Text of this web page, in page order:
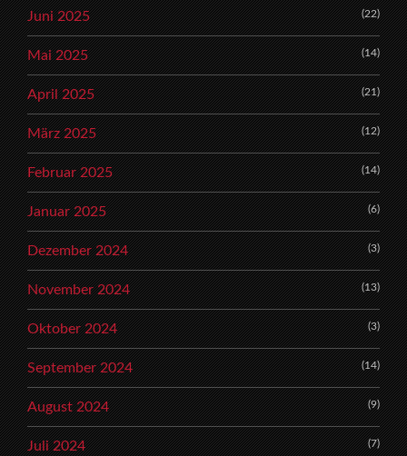
Juni 2025 (22)
Mai 2025 (14)
April 2025 (21)
März 2025 (12)
Februar 2025 (14)
Januar 2025 (6)
Dezember 2024 (3)
November 2024 (13)
Oktober 2024 (3)
September 2024 (14)
August 2024 (9)
Juli 2024 (7)